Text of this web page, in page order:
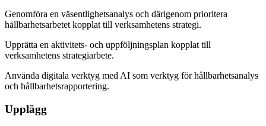
Genomföra en väsentlighetsanalys och därigenom prioritera
hållbarhetsarbetet kopplat till verksamhetens strategi.
Upprätta en aktivitets- och uppföljningsplan kopplat till
verksamhetens strategiarbete.
Använda digitala verktyg med AI som verktyg för hållbarhetsanalys
och hållbarhetsrapportering.
Upplägg